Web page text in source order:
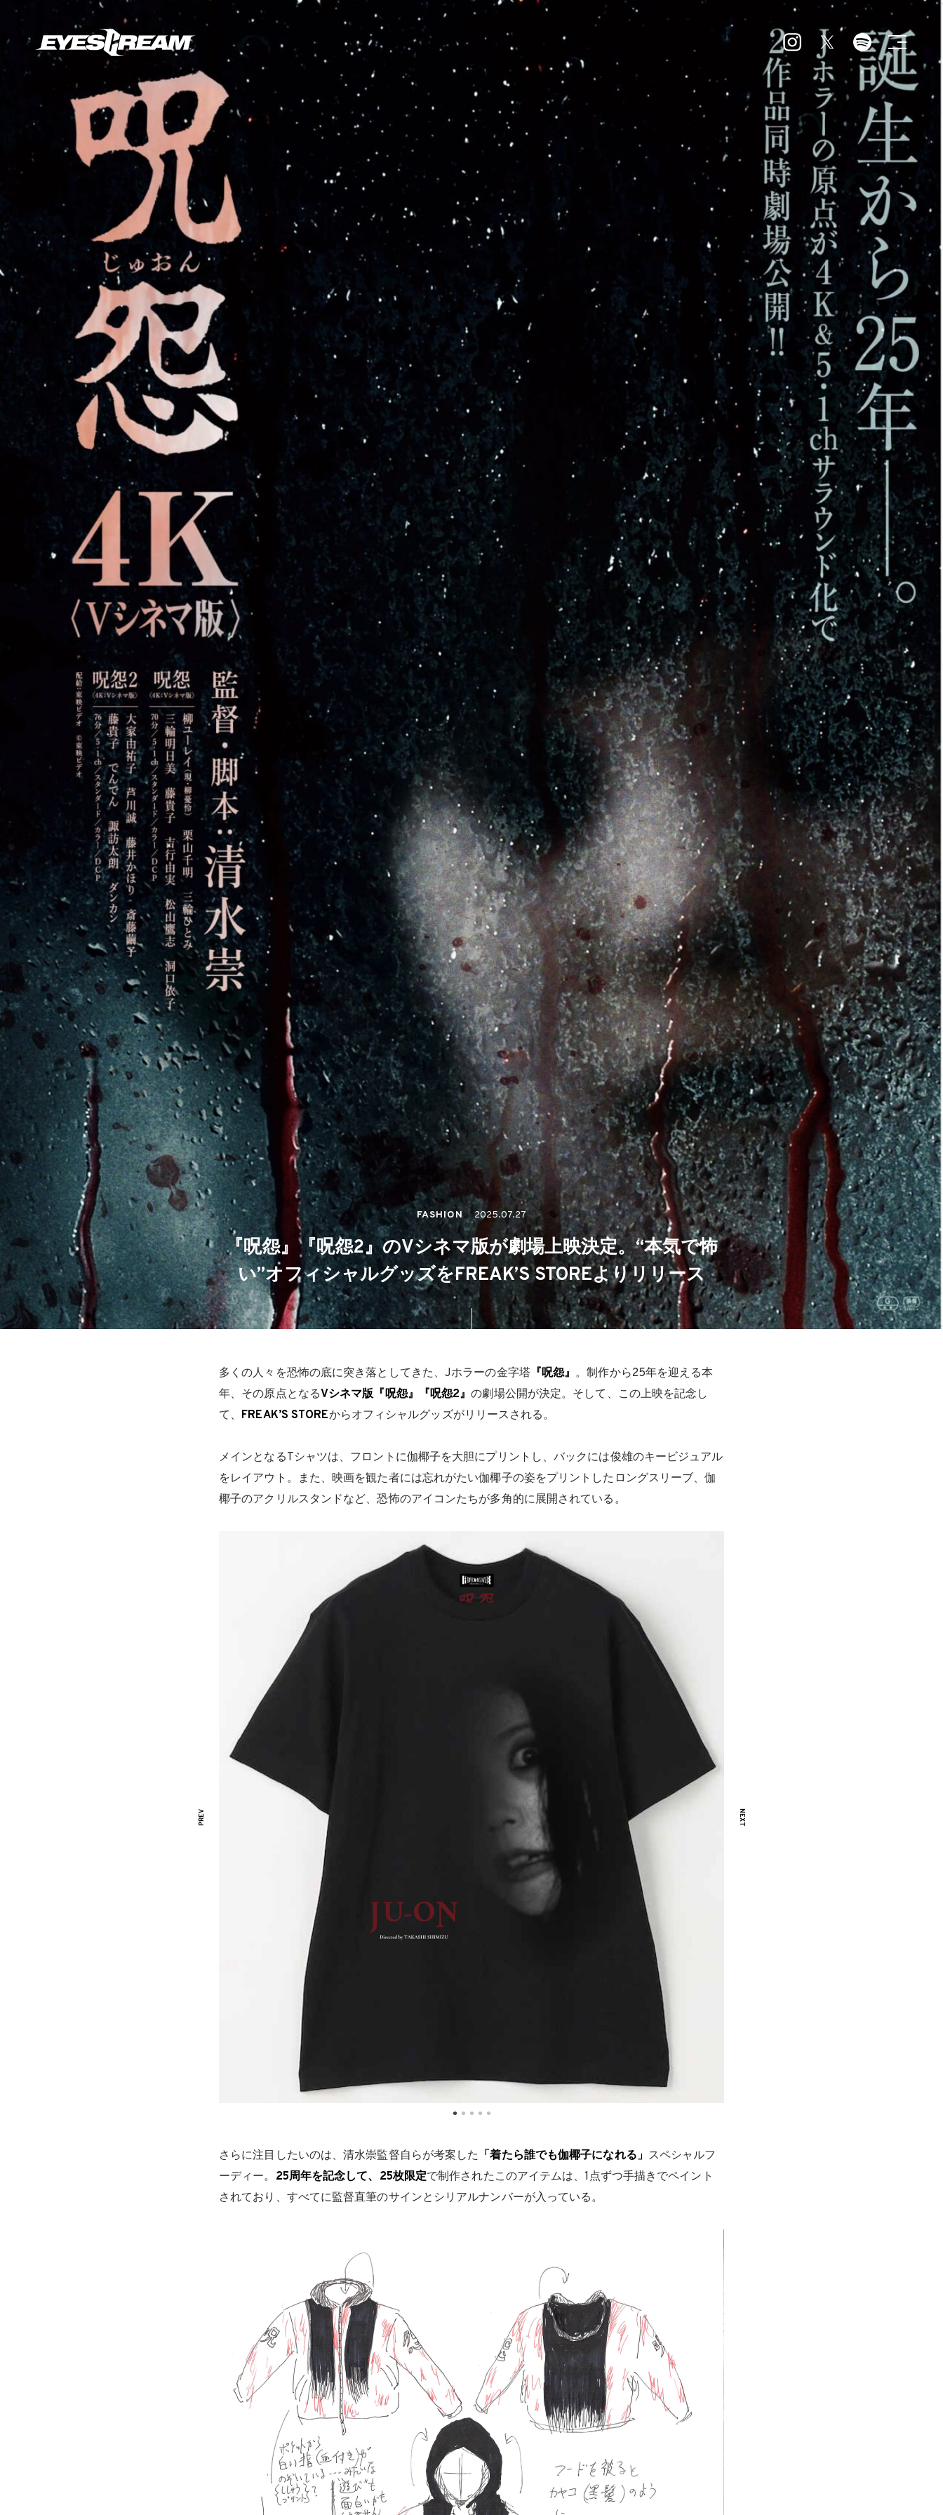
FASHION 2025.07.27
『呪怨』『呪怨2』のVシネマ版が劇場上映決定。“本気で怖
い”オフィシャルグッズをFREAK’S STOREよりリリース
多くの人々を恐怖の底に突き落としてきた、Jホラーの金字塔『呪怨』 。制作から25年を迎える本
年、その原点となるVシネマ版『呪怨』『呪怨2』の劇場公開が決定。そして、この上映を記念し
て、 FREAK’S STOREからオフィシャルグッズがリリースされる。
メインとなるTシャツは、フロントに伽椰子を大胆にプリントし、バックには俊雄のキービジュアル
をレイアウト。また、映画を観た者には忘れがたい伽椰子の姿をプリントしたロングスリーブ、伽
椰子のアクリルスタンドなど、恐怖のアイコンたちが多角的に展開されている。
さらに注目したいのは、清水崇監督自らが考案した 「着たら誰でも伽椰子になれる」 スペシャルフ
ーディー。 25周年を記念して、25枚限定で制作されたこのアイテムは、1点ずつ手描きでペイント
されており、すべてに監督直筆のサインとシリアルナンバーが入っている。